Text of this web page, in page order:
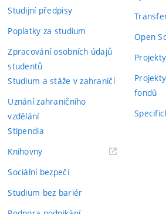
Studijní předpisy
Poplatky za studium
Zpracování osobních údajů
studentů
Studium a stáže v zahraničí
Uznání zahraničního
vzdělání
Stipendia
Knihovny(externí
Sociální bezpečí
Studium bez bariér
Open
Projekty
fondů